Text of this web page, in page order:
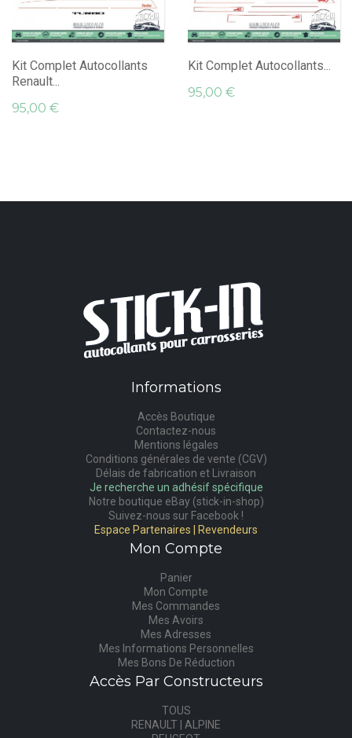
Kit Complet Autocollants
Renault...
95,00 €
Kit Complet Autocollants...
95,00 €
Informations
Accès Boutique
Contactez-nous
Mentions légales
Conditions générales de vente (CGV)
Délais de fabrication et Livraison
Je recherche un adhésif spécifique
Notre boutique eBay (stick-in-shop)
Suivez-nous sur Facebook !
Espace Partenaires | Revendeurs
Mon Compte
Panier
Mon Compte
Mes Commandes
Mes Avoirs
Mes Adresses
Mes Informations Personnelles
Mes Bons De Réduction
Accès Par Constructeurs
TOUS
RENAULT | ALPINE